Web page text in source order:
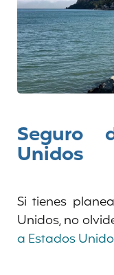
Seguro
Unidos
Si tienes
Unidos, no
a Estados